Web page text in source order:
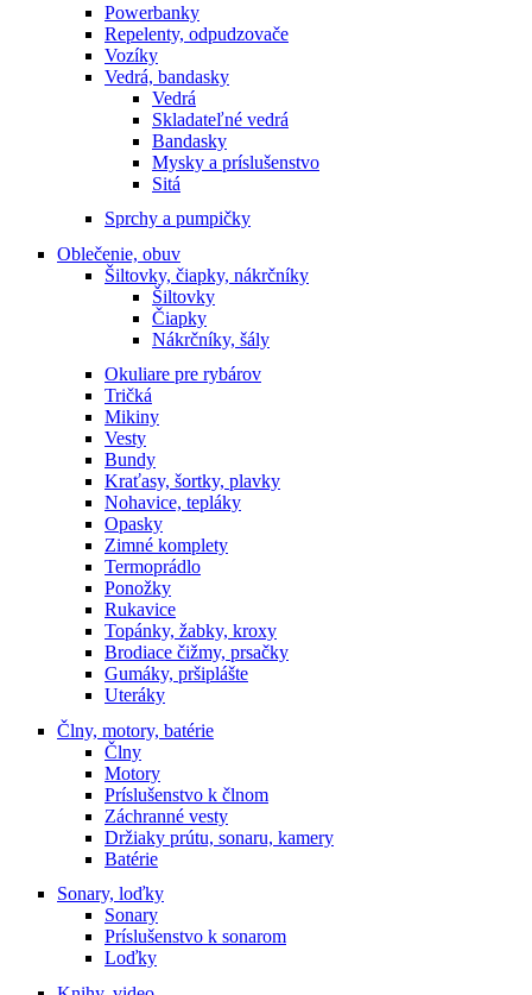
Powerbanky
Repelenty, odpudzovače
Vozíky
Vedrá, bandasky
Vedrá
Skladateľné vedrá
Bandasky
Mysky a príslušenstvo
Sitá
Sprchy a pumpičky
Oblečenie, obuv
Šiltovky, čiapky, nákrčníky
Šiltovky
Čiapky
Nákrčníky, šály
Okuliare pre rybárov
Tričká
Mikiny
Vesty
Bundy
Kraťasy, šortky, plavky
Nohavice, tepláky
Opasky
Zimné komplety
Termoprádlo
Ponožky
Rukavice
Topánky, žabky, kroxy
Brodiace čižmy, prsačky
Gumáky, pršiplášte
Uteráky
Člny, motory, batérie
Člny
Motory
Príslušenstvo k člnom
Záchranné vesty
Držiaky prútu, sonaru, kamery
Batérie
Sonary, loďky
Sonary
Príslušenstvo k sonarom
Loďky